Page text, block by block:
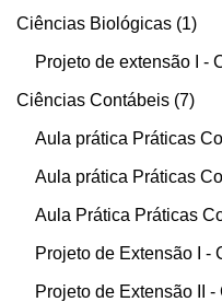
Ciências Biológicas 1
Projeto de extensão I -
Ciências Contábeis 7
Aula prática Práticas
Aula prática Práticas
Aula Prática Práticas
Projeto de Extensão I -
Projeto de Extensão II